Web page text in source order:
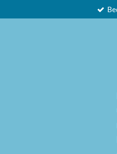
direct